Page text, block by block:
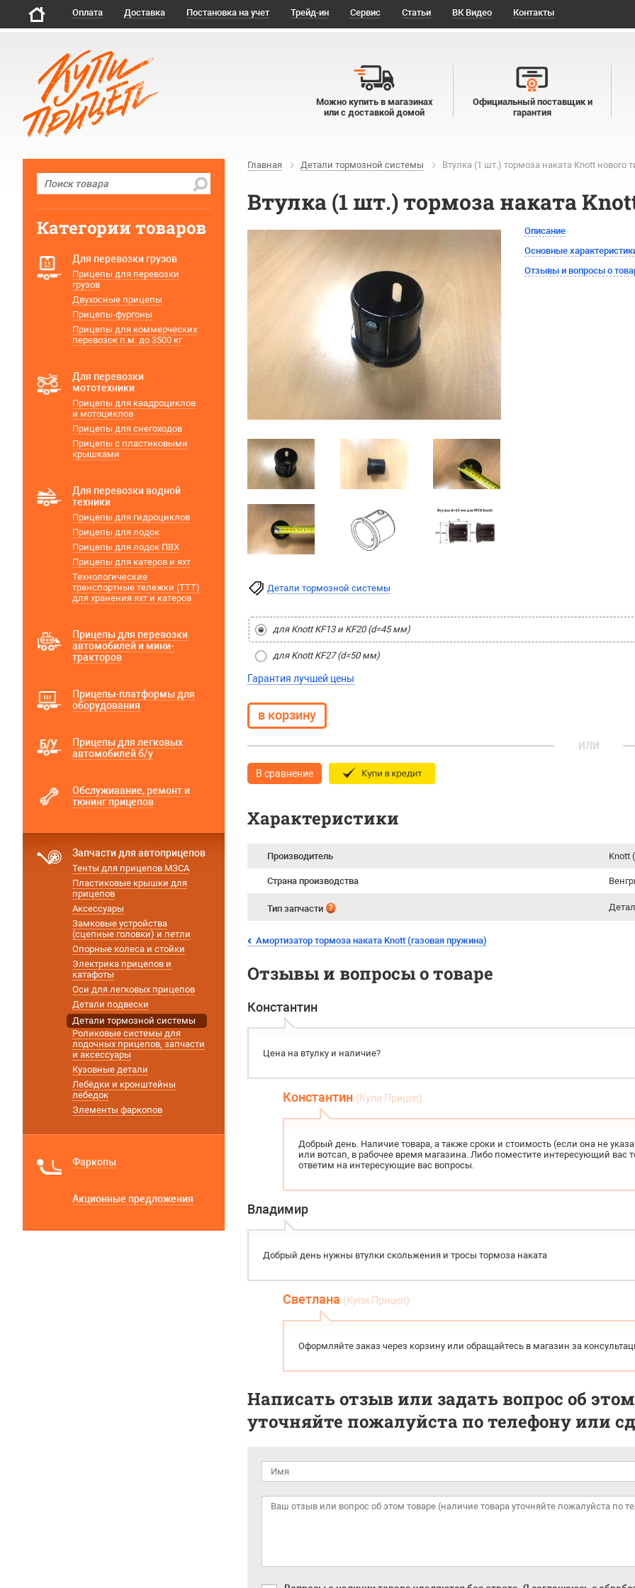
Оплата Доставка Постановка на учет Трейд-ин Сервис Статьи ВК Видео Контакты
Можно купить в магазинах
или с доставкой домой
Официальный поставщик и
гарантия
Главная Детали тормозной системы Втулка (1 шт.) тормоза наката Knott нового
Втулка (1 шт.) тормоза наката
Детали тормозной системы
Описание
Основные
Отзывы и вопросы о
для Knott KF13 и KF20 (d=45 мм)
для Knott KF27 (d=50 мм)
Гарантия лучшей цены
ИЛИ
В сравнение
Характеристики
Производитель Knott
Страна производства
Тип запчасти
Амортизатор тормоза наката Knott (газовая пружина)
Отзывы и вопросы о товаре
Константин
Цена на втулку и наличие?
Константин (Купи Прицеп)
Добрый день. Наличие товара, а также сроки и стоимость (если она не
или вотсап, в рабочее время магазина. Либо поместите интересующий вас
ответим на интересующие вас вопросы.
Владимир
Добрый день нужны втулки скольжения и тросы тормоза наката
Светлана (Купи Прицеп)
Оформляйте заказ через корзину или обращайтесь в магазин за
Написать отзыв или задать вопрос об
уточняйте пожалуйста по телефону или
Категории товаров
Для перевозки грузов
Прицепы для перевозки
грузов
Двухосные прицепы
Прицепы-фургоны
Прицепы для коммерческих
перевозок п.м. до 3500 кг
Для перевозки
мототехники
Прицепы для квадроциклов
и мотоциклов
Прицепы для снегоходов
Прицепы с пластиковыми
крышками
Для перевозки водной
техники
Прицепы для гидроциклов
Прицепы для лодок
Прицепы для лодок ПВХ
Прицепы для катеров и яхт
Технологические
транспортные тележки (ТТТ)
для хранения яхт и катеров
Прицепы для перевозки
автомобилей и мини-
тракторов
Прицепы-платформы для
оборудования
Прицепы для легковых
автомобилей б/у
Обслуживание, ремонт и
тюнинг прицепов
Запчасти для автоприцепов
Тенты для прицепов МЗСА
Пластиковые крышки для
прицепов
Аксессуары
Замковые устройства
(сцепные головки) и петли
Опорные колеса и стойки
Электрика прицепов и
катафоты
Оси для легковых прицепов
Детали подвески
Детали тормозной системы
Роликовые системы для
лодочных прицепов, запчасти
и аксессуары
Кузовные детали
Лебёдки и кронштейны
лебедок
Элементы фаркопов
Фаркопы
Акционные предложения